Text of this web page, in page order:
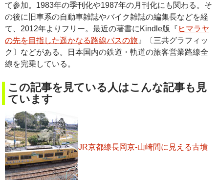
て参加。1983年の季刊化や1987年の月刊化にも関わる。そ
の後に旧車系の自動車雑誌やバイク雑誌の編集長などを経
て、2012年よりフリー。最近の著書にKindle版『 ヒマラヤ
の先を目指した遥かなる路線バスの旅 』〔三共グラフィッ
ク〕などがある。日本国内の鉄道・軌道の旅客営業路線全
線を完乗している。
この記事を見ている人はこんな記事も見
ています
JR京都線長岡京-山崎間に見える古墳